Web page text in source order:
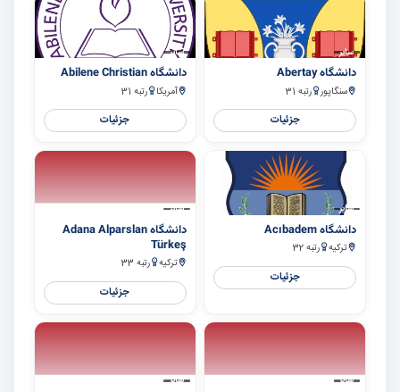
سایر
دانشگاه Abertay
سنگاپور رتبه 31
جزئیات
سایر
دانشگاه Abilene Christian
آمریکا رتبه 31
جزئیات
سایر
دانشگاه Acıbadem
ترکیه رتبه 32
جزئیات
سایر
دانشگاه Adana Alparslan
Türkeş
ترکیه رتبه 33
جزئیات
سایر سایر